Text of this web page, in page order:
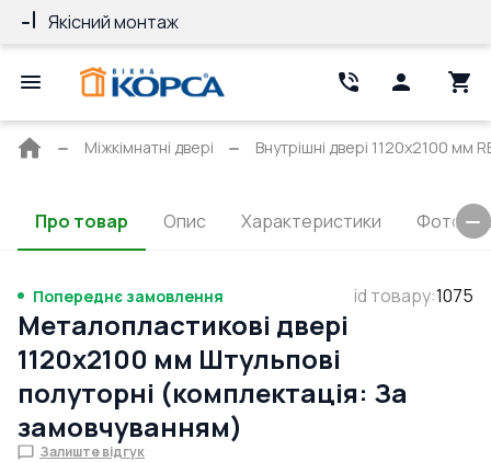
Якісний монтаж
Головна
Міжкімнатні двері Внутрішні двері 1120x2100 мм
Про товар Опис Характеристики Фото та
Попереднє замовлення id товару:1075
Металопластикові двері
1120x2100 мм Штульпові
полуторні (комплектація: За
замовчуванням)
Залиште відгук